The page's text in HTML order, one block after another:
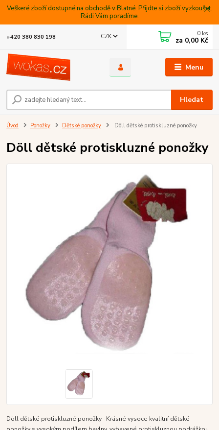
Veškeré zboží dostupné na obchodě v Blatné. Přijdte si zboží vyzkoušet.
Rádi Vám poradíme.
Menu
CZK
Hledat
+420 380 830 198 0 ks
za 0,00 Kč
Úvod Ponožky Dětské ponožky Döll dětské protiskluzné ponožky
Döll dětské protiskluzné ponožky
Döll dětské protiskluzné ponožky Krásné vysoce kvalitní dětské